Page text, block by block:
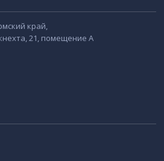
край,
21, помещение А